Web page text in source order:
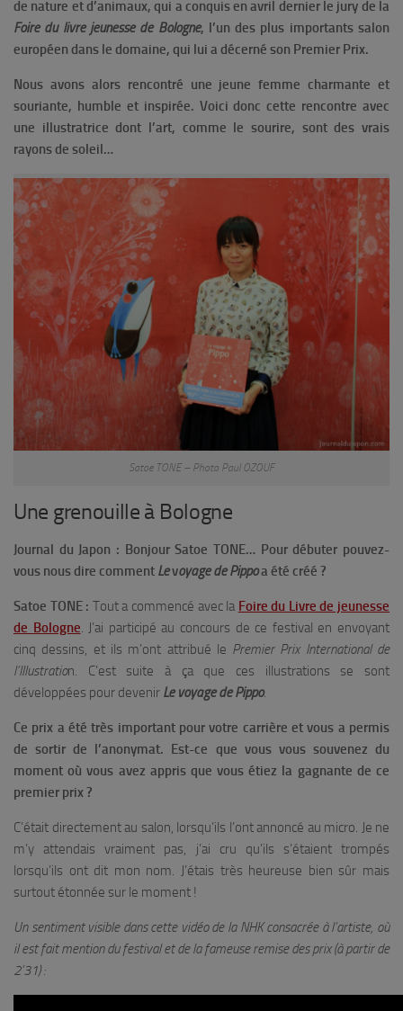
de nature et d’animaux, qui a conquis en avril dernier le jury de la
Foire du livre jeunesse de Bologne, l’un des plus importants salon
européen dans le domaine, qui lui a décerné son Premier Prix.
Nous avons alors rencontré une jeune femme charmante et
souriante, humble et inspirée. Voici donc cette rencontre avec
une illustratrice dont l’art, comme le sourire, sont des vrais
rayons de soleil…
Satoe TONE – Photo Paul OZOUF
Une grenouille à Bologne
Journal du Japon : Bonjour Satoe TONE… Pour débuter pouvez-
vous nous dire comment Levoyage de Pippoa été créé ?
Satoe TONE : Tout a commencé avec la Foire du Livre de jeunesse
de Bologne. J’ai participé au concours de ce festival en envoyant
cinq dessins, et ils m’ont attribué le Premier Prix International de
l’Illustration. C’est suite à ça que ces illustrations se sont
développées pour devenir Le voyage de Pippo.
Ce prix a été très important pour votre carrière et vous a permis
de sortir de l’anonymat. Est-ce que vous vous souvenez du
moment où vous avez appris que vous étiez la gagnante de ce
premier prix ?
C’était directement au salon, lorsqu’ils l’ont annoncé au micro. Je ne
m’y attendais vraiment pas, j’ai cru qu’ils s’étaient trompés
lorsqu’ils ont dit mon nom. J’étais très heureuse bien sûr mais
surtout étonnée sur le moment !
Un sentiment visible dans cette vidéo de la NHK consacrée à l’artiste, où
il est fait mention du festival et de la fameuse remise des prix (à partir de
2’31) :